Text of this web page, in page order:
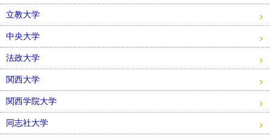
立教大学
中央大学
法政大学
関西大学
関西学院大学
同志社大学